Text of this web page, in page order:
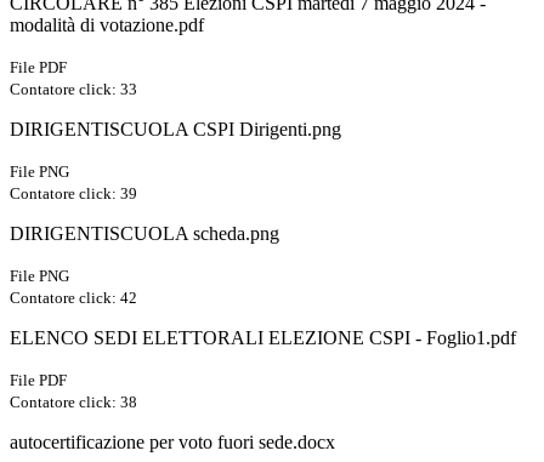
modalità di votazione.pdf
File PDF
Contatore click: 33
DIRIGENTISCUOLA CSPI Dirigenti.png
File PNG
Contatore click: 39
DIRIGENTISCUOLA scheda.png
File PNG
Contatore click: 42
ELENCO SEDI ELETTORALI ELEZIONE CSPI - Foglio1.pdf
File PDF
Contatore click: 38
autocertificazione per voto fuori sede.docx